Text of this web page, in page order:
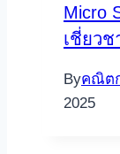
Micro
เชี่ยว
Byคณิต
2025